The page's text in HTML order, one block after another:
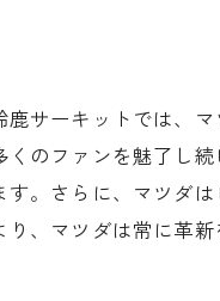
ポイント
サーキットでは、
のファンを魅了し
。さらに、マツダ
、マツダは常に革